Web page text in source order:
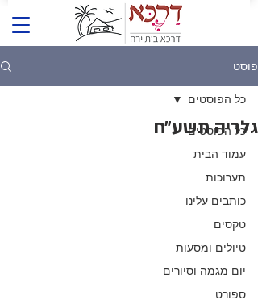
פוסט
כל הפוסטים
עמוד הבית
תערוכות
כותבים עלינו
טקסים
טיולים ומסעות
יום מגמה וסיורים
ספורט
כל הפוסטים
גלריה תשע״ח